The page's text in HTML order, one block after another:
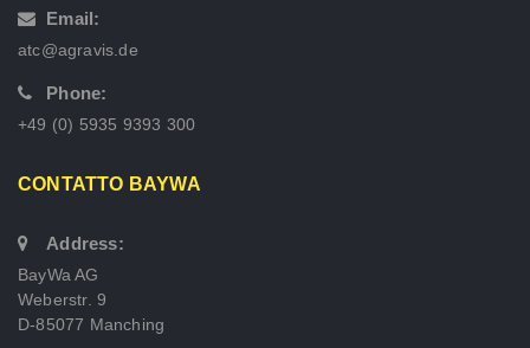
Email:
atc@agravis.de
Phone:
+49 (0) 5935 9393 300
CONTATTO BAYWA
Address:
BayWa AG
Weberstr. 9
D-85077 Manching